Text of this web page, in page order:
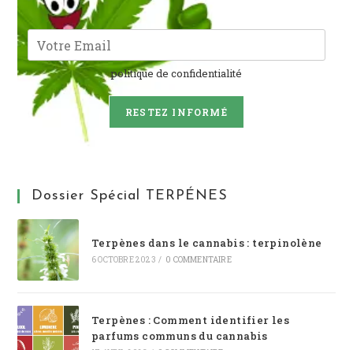
politique de confidentialité
RESTEZ INFORMÉ
Dossier Spécial TERPÉNES
Terpènes dans le cannabis : terpinolène
6 OCTOBRE 2023 / 0 COMMENTAIRE
Terpènes : Comment identifier les
parfums communs du cannabis